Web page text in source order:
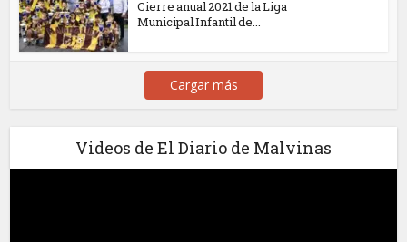
Cierre anual 2021 de la Liga
Municipal Infantil de...
Cargar más
Videos de El Diario de Malvinas